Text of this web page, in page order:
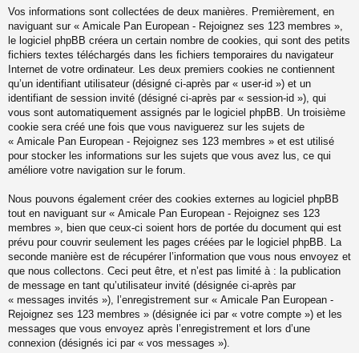
Vos informations sont collectées de deux manières. Premièrement, en
naviguant sur « Amicale Pan European - Rejoignez ses 123 membres »,
le logiciel phpBB créera un certain nombre de cookies, qui sont des petits
fichiers textes téléchargés dans les fichiers temporaires du navigateur
Internet de votre ordinateur. Les deux premiers cookies ne contiennent
qu’un identifiant utilisateur (désigné ci-après par « user-id ») et un
identifiant de session invité (désigné ci-après par « session-id »), qui
vous sont automatiquement assignés par le logiciel phpBB. Un troisième
cookie sera créé une fois que vous naviguerez sur les sujets de
« Amicale Pan European - Rejoignez ses 123 membres » et est utilisé
pour stocker les informations sur les sujets que vous avez lus, ce qui
améliore votre navigation sur le forum.
Nous pouvons également créer des cookies externes au logiciel phpBB
tout en naviguant sur « Amicale Pan European - Rejoignez ses 123
membres », bien que ceux-ci soient hors de portée du document qui est
prévu pour couvrir seulement les pages créées par le logiciel phpBB. La
seconde manière est de récupérer l’information que vous nous envoyez et
que nous collectons. Ceci peut être, et n’est pas limité à : la publication
de message en tant qu’utilisateur invité (désignée ci-après par
« messages invités »), l’enregistrement sur « Amicale Pan European -
Rejoignez ses 123 membres » (désignée ici par « votre compte ») et les
messages que vous envoyez après l’enregistrement et lors d’une
connexion (désignés ici par « vos messages »).